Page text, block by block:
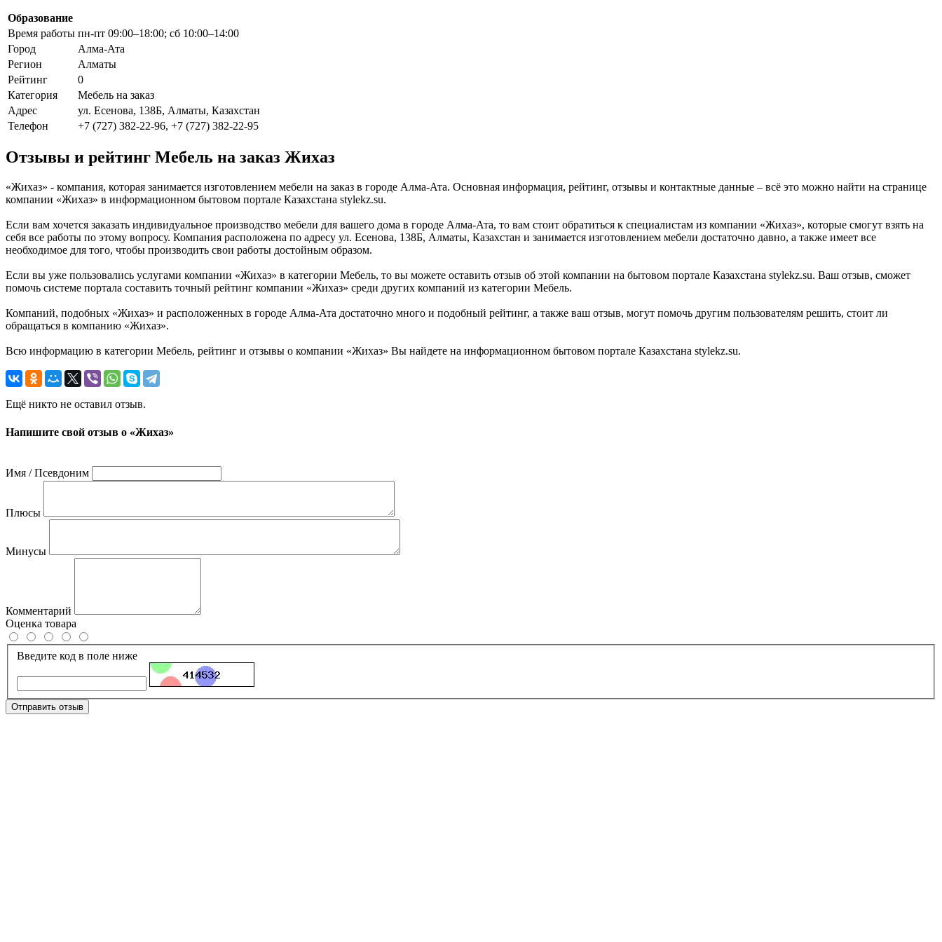
Образование
Время работы пн-пт 09:00–18:00; сб 10:00–14:00
Город
Алма-Ата
Регион
Алматы
Рейтинг
0
Категория
Мебель на заказ
Адрес
ул. Есенова, 138Б, Алматы, Казахстан
Телефон
+7 (727) 382-22-96, +7 (727) 382-22-95
Отзывы и рейтинг Мебель на заказ Жихаз
«Жихаз» - компания, которая занимается изготовлением мебели на заказ в городе Алма-Ата. Основная информация, рейтинг, отзывы и контактные данные – всё это можно найти на странице
компании «Жихаз» в информационном бытовом портале Казахстана stylekz.su.
Если вам хочется заказать индивидуальное производство мебели для вашего дома в городе Алма-Ата, то вам стоит обратиться к специалистам из компании «Жихаз», которые смогут взять на
себя все работы по этому вопросу. Компания расположена по адресу ул. Есенова, 138Б, Алматы, Казахстан и занимается изготовлением мебели достаточно давно, а также имеет все
необходимое для того, чтобы производить свои работы достойным образом.
Если вы уже пользовались услугами компании «Жихаз» в категории Мебель, то вы можете оставить отзыв об этой компании на бытовом портале Казахстана stylekz.su. Ваш отзыв, сможет
помочь системе портала составить точный рейтинг компании «Жихаз» среди других компаний из категории Мебель.
Компаний, подобных «Жихаз» и расположенных в городе Алма-Ата достаточно много и подобный рейтинг, а также ваш отзыв, могут помочь другим пользователям решить, стоит ли
обращаться в компанию «Жихаз».
Всю информацию в категории Мебель, рейтинг и отзывы о компании «Жихаз» Вы найдете на информационном бытовом портале Казахстана stylekz.su.
Ещё никто не оставил отзыв.
Напишите свой отзыв о «Жихаз»
Имя / Псевдоним
Плюсы
Минусы
Комментарий
Оценка товара
Введите код в поле ниже
Отправить отзыв